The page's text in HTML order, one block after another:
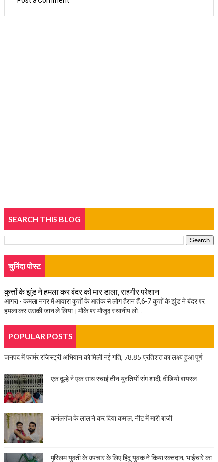
SEARCH THIS BLOG
चुनिंदा पोस्ट
कुत्तों के झुंड ने हमला कर बंदर को मार डाला, राहगीर परेशान
आगरा - कमला नगर में आवारा कुत्तों के आतंक से लोग हैरान हैं,6-7 कुत्तों के झुंड ने बंदर पर
हमला कर उसकी जान ले लिया। मौके पर मौजूद स्थानीय लो...
POPULAR POSTS
जनपद में फार्मर रजिस्ट्री अभियान को मिली नई गति, 78.85 प्रतिशत का लक्ष्य हुआ पूर्ण
एक दूल्हे ने एक साथ रचाई तीन युवतियों संग शादी, वीडियो वायरल
कर्नलगंज के लाल ने कर दिया कमाल, नीट में मारी बाजी
मुस्लिम युवती के उपचार के लिए हिंदू युवक ने किया रक्तदान, भाईचारे का